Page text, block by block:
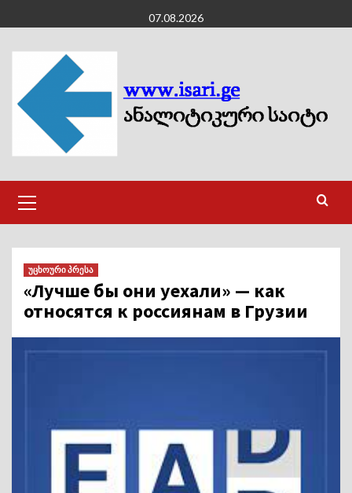
to
content
07.08.2026
Menu
უცხოური პრესა
«Лучше бы они уехали» — как
относятся к россиянам в Грузии